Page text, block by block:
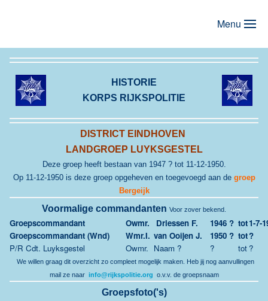
Menu
HISTORIE
KORPS RIJKSPOLITIE
DISTRICT EINDHOVEN
LANDGROEP LUYKSGESTEL
Deze groep heeft bestaan van 1947 ? tot 11-12-1950.
Op 11-12-1950 is deze groep opgeheven en toegevoegd aan de groep
Bergeijk
Voormalige commandanten Voor zover bekend.
Groepscommandant Owmr. Driessen F. 1946 ? tot1-7-
Groepscommandant (Wnd)
Wmr.I. van Ooijen J. 1950 ? tot?
P/R Cdt. Luyksgestel
Owmr. Naam ? ? tot ?
We willen graag dit overzicht zo compleet mogelijk maken. Heb jij nog aanvullingen
mail ze naar info@rijkspolitie.org o.v.v. de groepsnaam
Groepsfoto('s)